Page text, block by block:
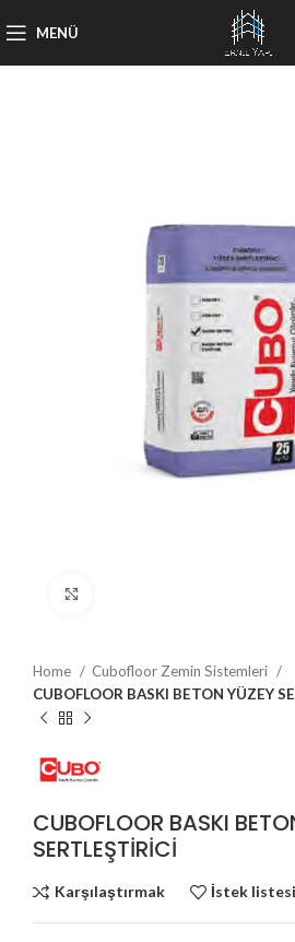
MENÜ
Home
Cubofloor Zemin Sistemleri
CUBOFLOOR BASKI BETON YÜZEY
CUBOFLOOR BASKI
SERTLEŞTİRİCİ
Karşılaştırmak İstek